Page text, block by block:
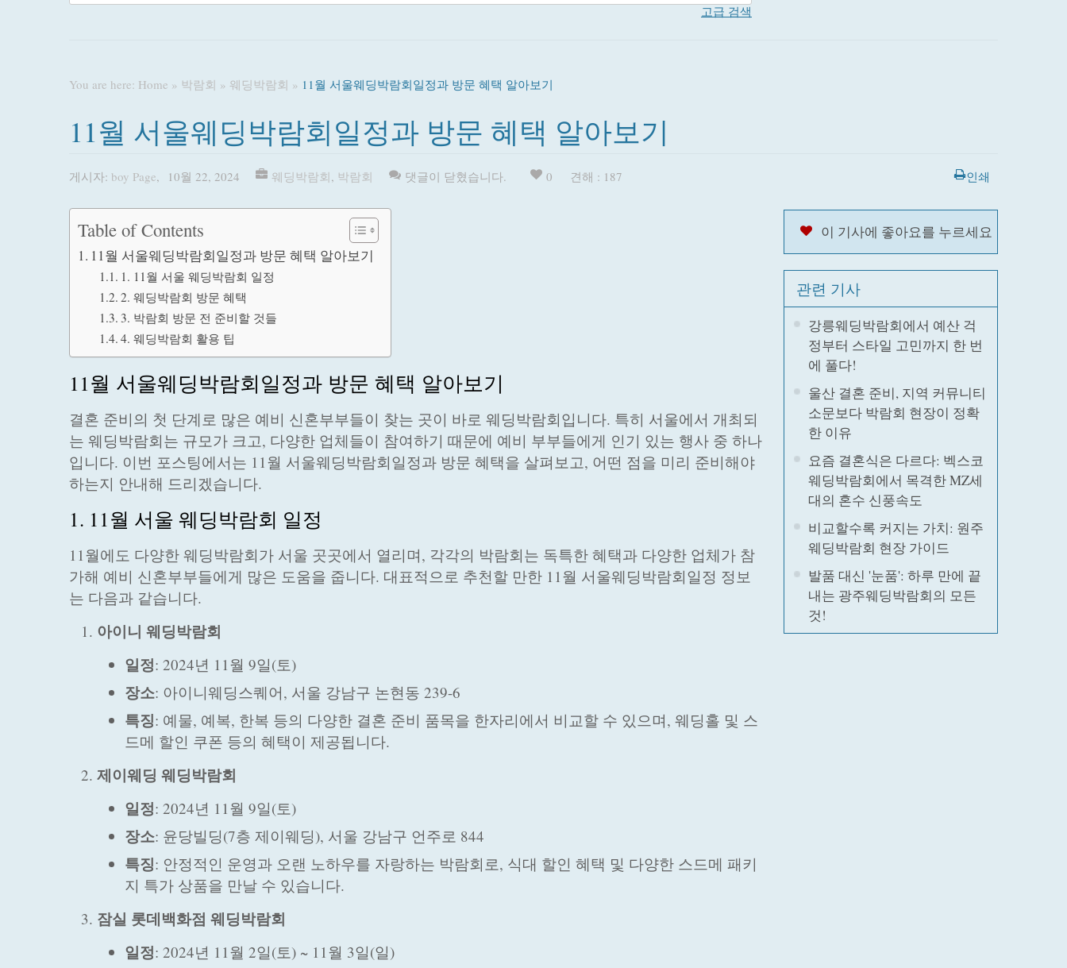
고급 검색
You are here: Home » 박람회 » 웨딩박람회 » 11월 서울웨딩박람회일정과 방문 혜택 알아보기
11월 서울웨딩박람회일정과 방문 혜택 알아보기
게시자: boy Page, 10월 22, 2024 웨딩박람회, 박람회 댓글이 닫혔습니다. 0 견해 : 187 인쇄
Table of Contents
11월 서울웨딩박람회일정과 방문 혜택 알아보기
1. 11월 서울 웨딩박람회 일정
2. 웨딩박람회 방문 혜택
3. 박람회 방문 전 준비할 것들
4. 웨딩박람회 활용 팁
11월 서울웨딩박람회일정과 방문 혜택 알아보기
결혼 준비의 첫 단계로 많은 예비 신혼부부들이 찾는 곳이 바로 웨딩박람회입니다. 특히 서울에서 개최되
는 웨딩박람회는 규모가 크고, 다양한 업체들이 참여하기 때문에 예비 부부들에게 인기 있는 행사 중 하나
입니다. 이번 포스팅에서는 11월 서울웨딩박람회일정과 방문 혜택을 살펴보고, 어떤 점을 미리 준비해야
하는지 안내해 드리겠습니다.
1. 11월 서울 웨딩박람회 일정
11월에도 다양한 웨딩박람회가 서울 곳곳에서 열리며, 각각의 박람회는 독특한 혜택과 다양한 업체가 참
가해 예비 신혼부부들에게 많은 도움을 줍니다. 대표적으로 추천할 만한 11월 서울웨딩박람회일정 정보
는 다음과 같습니다.
아이니 웨딩박람회
일정: 2024년 11월 9일(토)
장소: 아이니웨딩스퀘어, 서울 강남구 논현동 239-6
특징: 예물, 예복, 한복 등의 다양한 결혼 준비 품목을 한자리에서 비교할 수 있으며, 웨딩홀 및 스
드메 할인 쿠폰 등의 혜택이 제공됩니다.
제이웨딩 웨딩박람회
일정: 2024년 11월 9일(토)
장소: 윤당빌딩(7층 제이웨딩), 서울 강남구 언주로 844
특징: 안정적인 운영과 오랜 노하우를 자랑하는 박람회로, 식대 할인 혜택 및 다양한 스드메 패키
지 특가 상품을 만날 수 있습니다.
잠실 롯데백화점 웨딩박람회
일정: 2024년 11월 2일(토) ~ 11월 3일(일)
이 기사에 좋아요를 누르세요
관련 기사
강릉웨딩박람회에서 예산 걱
정부터 스타일 고민까지 한 번
에 풀다!
울산 결혼 준비, 지역 커뮤니티
소문보다 박람회 현장이 정확
한 이유
요즘 결혼식은 다르다: 벡스코
웨딩박람회에서 목격한 MZ세
대의 혼수 신풍속도
비교할수록 커지는 가치: 원주
웨딩박람회 현장 가이드
발품 대신 '눈품': 하루 만에 끝
내는 광주웨딩박람회의 모든
것!